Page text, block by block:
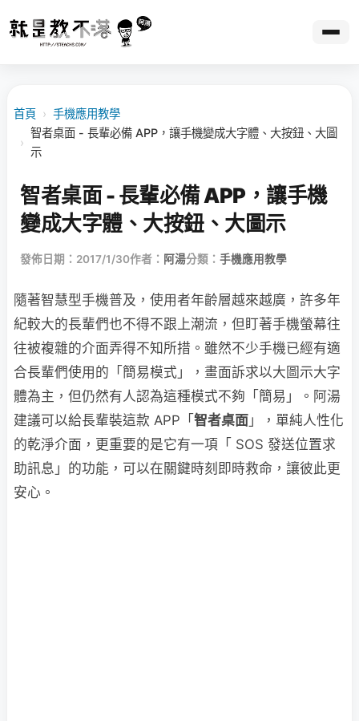
首頁 › 手機應用教學
›
智者桌面 - 長輩必備 APP，讓手機變成大字體、大按鈕、大圖
示
智者桌面 - 長輩必備 APP，讓手機
變成大字體、大按鈕、大圖示
發佈日期：2017/1/30作者： 阿湯分類： 手機應用教學
隨著智慧型手機普及，使用者年齡層越來越廣，許多年
紀較大的長輩們也不得不跟上潮流，但盯著手機螢幕往
往被複雜的介面弄得不知所措。雖然不少手機已經有適
合長輩們使用的「簡易模式」，畫面訴求以大圖示大字
體為主，但仍然有人認為這種模式不夠「簡易」。阿湯
建議可以給長輩裝這款 APP「 智者桌面 」，單純人性化
的乾淨介面，更重要的是它有一項「 SOS 發送位置求
助訊息」的功能，可以在關鍵時刻即時救命，讓彼此更
安心。